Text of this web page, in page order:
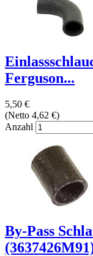
Ferguson...
5,50 €
(Netto 4,62 €)
Anzahl
By-Pass